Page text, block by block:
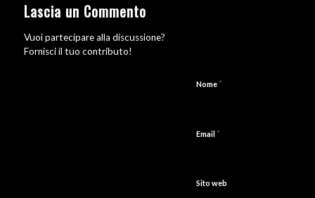
Lascia un Commento
Vuoi partecipare alla discussione?
Fornisci il tuo contributo!
Nome*
Email *
Sito web